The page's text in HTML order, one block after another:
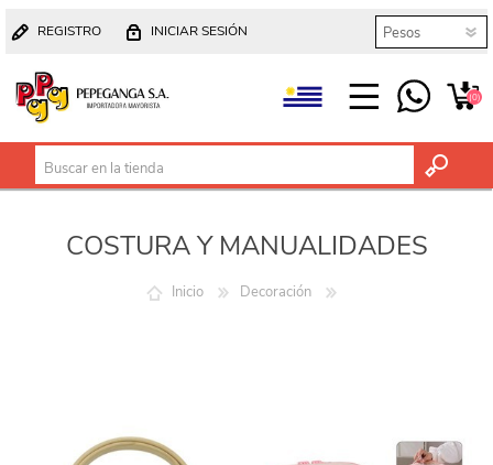
REGISTRO INICIAR SESIÓN
(0)
COSTURA Y MANUALIDADES
Inicio Decoración